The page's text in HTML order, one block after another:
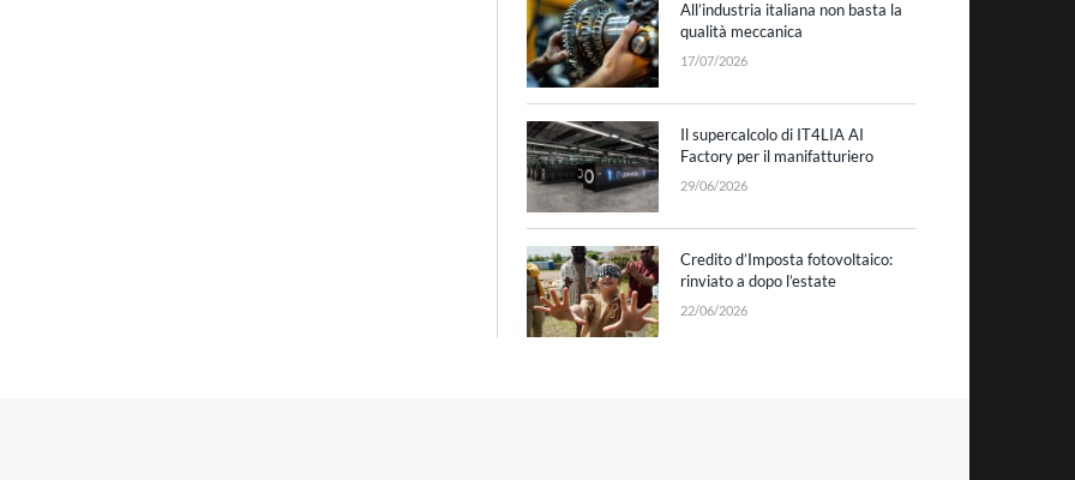
All’industria italiana non basta la
qualità meccanica
17/07/2026
Il supercalcolo di IT4LIA AI
Factory per il manifatturiero
29/06/2026
Credito d’Imposta fotovoltaico:
rinviato a dopo l’estate
22/06/2026